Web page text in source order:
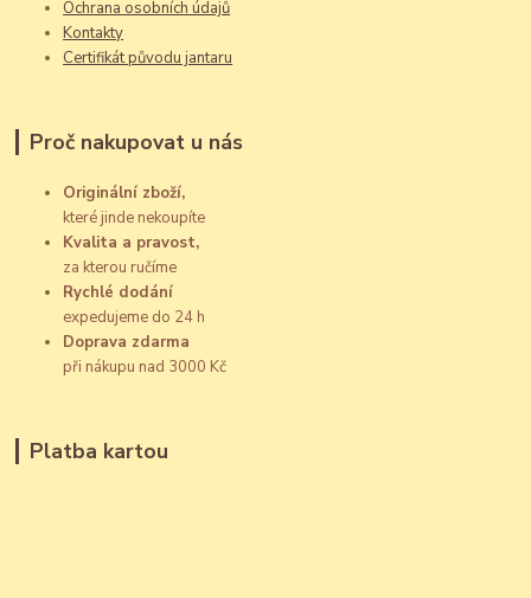
Ochrana osobních údajů
Kontakty
Certifikát původu jantaru
Proč nakupovat u nás
Originální zboží,
které jinde nekoupíte
Kvalita a pravost,
za kterou ručíme
Rychlé dodání
expedujeme do 24 h
Doprava zdarma
při nákupu nad 3000 Kč
Platba kartou